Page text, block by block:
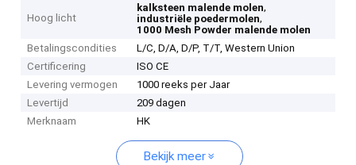
Hoog licht
kalksteen malende molen,
industriële poedermolen,
1000 Mesh Powder malende molen
Betalingscondities
L/C, D/A, D/P, T/T, Western Union
Certificering
ISO CE
Levering vermogen
1000 reeks per Jaar
Levertijd
209 dagen
Merknaam
HK
Bekijk meer